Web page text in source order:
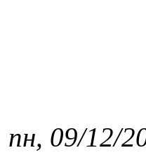
пн, 09/12/